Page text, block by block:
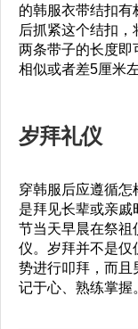
的韩服衣带结扣有
后抓紧这个结扣
两条带子的长度即
相似或者差5厘米
岁拜礼仪
穿韩服后应遵循
是拜见长辈或亲戚
节当天早晨在祭祖
仪。岁拜并不是仅
势进行叩拜，而且
记于心、熟练掌握